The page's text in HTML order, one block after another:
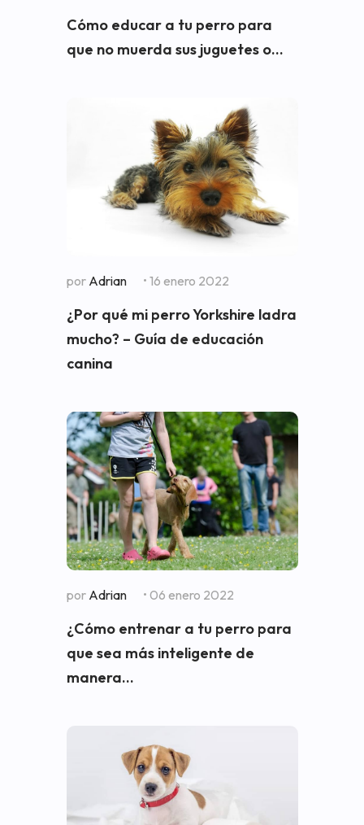
Cómo educar a tu perro para
que no muerda sus juguetes o...
por Adrian • 16 enero 2022
¿Por qué mi perro Yorkshire ladra
mucho? – Guía de educación
canina
por Adrian • 06 enero 2022
¿Cómo entrenar a tu perro para
que sea más inteligente de
manera...